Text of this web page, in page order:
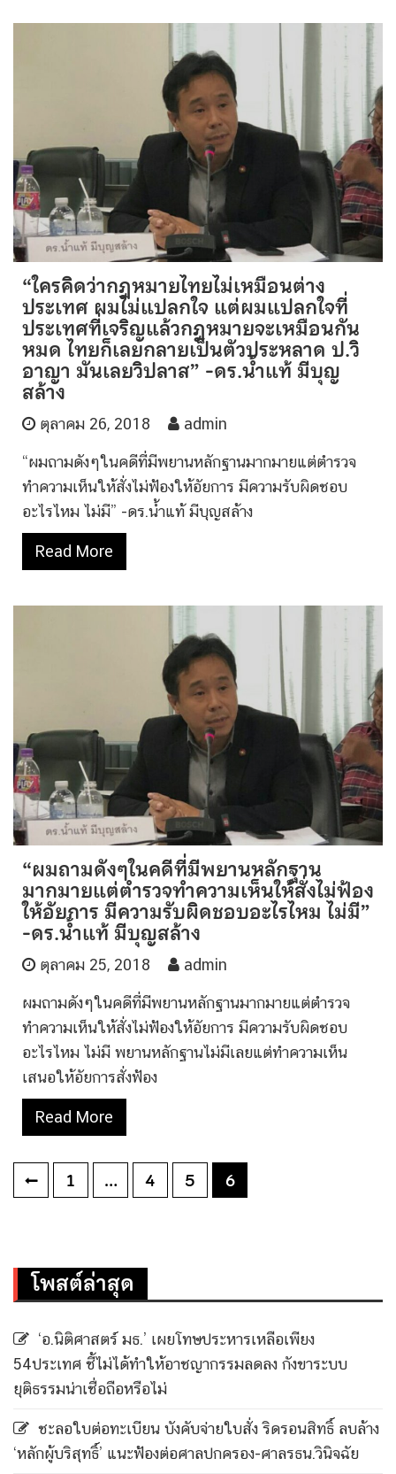
“ใครคิดว่ากฎหมายไทยไม่เหมือนต่าง
ประเทศ ผมไม่แปลกใจ แต่ผมแปลกใจที่
ประเทศที่เจริญแล้วกฎหมายจะเหมือนกัน
หมด ไทยก็เลยกลายเป็นตัวประหลาด ป.วิ
อาญา มันเลยวิปลาส” -ดร.น้ำแท้ มีบุญ
สล้าง
ตุลาคม 26, 2018 admin
“ผมถามดังๆในคดีที่มีพยานหลักฐานมากมายแต่ตำรวจ
ทำความเห็นให้สั่งไม่ฟ้องให้อัยการ มีความรับผิดชอบ
อะไรไหม ไม่มี” -ดร.น้ำแท้ มีบุญสล้าง
Read More
“ผมถามดังๆในคดีที่มีพยานหลักฐาน
มากมายแต่ตำรวจทำความเห็นให้สั่งไม่ฟ้อง
ให้อัยการ มีความรับผิดชอบอะไรไหม ไม่มี”
-ดร.น้ำแท้ มีบุญสล้าง
ตุลาคม 25, 2018 admin
ผมถามดังๆในคดีที่มีพยานหลักฐานมากมายแต่ตำรวจ
ทำความเห็นให้สั่งไม่ฟ้องให้อัยการ มีความรับผิดชอบ
อะไรไหม ไม่มี พยานหลักฐานไม่มีเลยแต่ทำความเห็น
เสนอให้อัยการสั่งฟ้อง
Read More
Posts
pagination
1 … 4 5 6
โพสต์ล่าสุด
‘อ.นิติศาสตร์ มธ.’ เผยโทษประหารเหลือเพียง
54ประเทศ ชี้ไม่ได้ทำให้อาชญากรรมลดลง กังขาระบบ
ยุติธรรมน่าเชื่อถือหรือไม่
ชะลอใบต่อทะเบียน บังคับจ่ายใบสั่ง ริดรอนสิทธิ์ ลบล้าง
‘หลักผู้บริสุทธิ์’ แนะฟ้องต่อศาลปกครอง-ศาลรธน.วินิจฉัย